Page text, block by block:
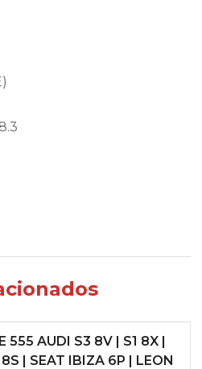
555 AUDI S3 8V | S1 8X |
| SEAT IBIZA 6P | LEON